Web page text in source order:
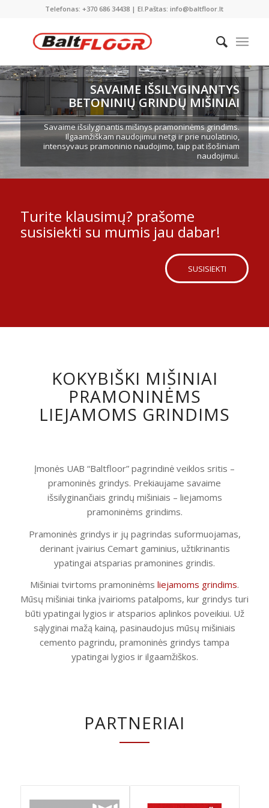
Telefonas: +370 686 34438 | El.Paštas: info@baltfloor.lt
SAVAIME IŠSILYGINANTYS
BETONINIŲ GRINDŲ MIŠINIAI
Savaime išsilyginantis mišinys pramoninėms grindims.
Ilgaamžiškam naudojimui netgi ir prie nuolatinio,
intensyvaus pramoninio naudojimo, taip pat išošiniam
naudojimui.
Turite klausimų? prašome
susisiekti su mumis jau dabar!
SUSISIEKTI
KOKYBIŠKI MIŠINIAI
PRAMONINĖMS
LIEJAMOMS GRINDIMS
Įmonės UAB “Baltfloor” pagrindinė veiklos sritis –
pramoninės grindys. Prekiaujame savaime
išsilyginančiais grindų mišiniais – liejamoms
pramoninėms grindims.
Pramoninės grindys ir jų pagrindas suformuojamas,
derinant įvairius Cemart gaminius, užtikrinantis
ypatingai atsparias pramonines grindis.
Mišiniai tvirtoms pramoninėms liejamoms grindims.
Mūsų mišiniai tinka įvairioms patalpoms, kur grindys turi
būti ypatingai lygios ir atsparios aplinkos poveikiui. Už
sąlyginai mažą kainą, pasinaudojus mūsų mišiniais
cemento pagrindu, pramoninės grindys tampa
ypatingai lygios ir ilgaamžiškos.
PARTNERIAI